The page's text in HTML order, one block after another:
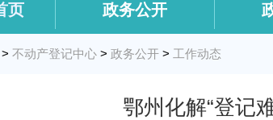
页 政务公开
> 不动产登记中心 > 政务公开 > 工作动态
鄂州化解“登记